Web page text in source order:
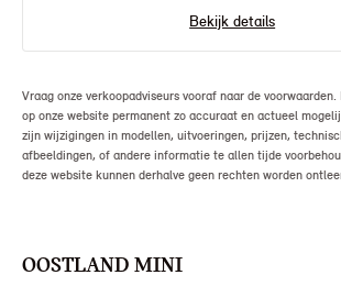
Bekijk details
Vraag onze verkoopadviseurs vooraf naar de
op onze website permanent zo accuraat en actueel
zijn wijzigingen in modellen, uitvoeringen, prijzen,
afbeeldingen, of andere informatie te allen tijde
deze website kunnen derhalve geen rechten worden
OOSTLAND MINI